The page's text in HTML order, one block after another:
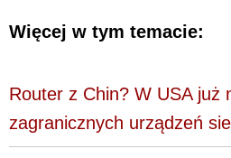
Więcej w tym temacie:
Router z Chin? W USA już
zagranicznych urządzeń